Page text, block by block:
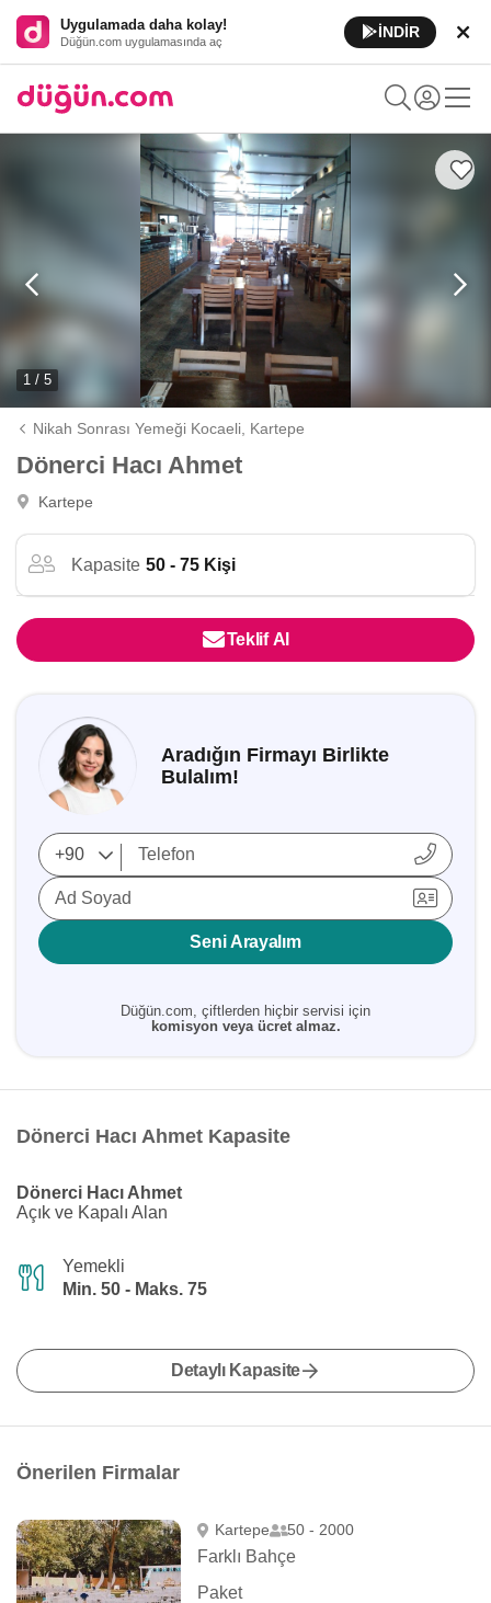
Uygulamada daha kolay!
Düğün.com uygulamasında aç
İNDİR
1 / 5
Nikah Sonrası Yemeği Kocaeli, Kartepe
Dönerci Hacı Ahmet
Kartepe
Kapasite 50 - 75 Kişi
Teklif Al
Aradığın Firmayı Birlikte
Bulalım!
Ad Soyad
Seni Arayalım
Düğün.com, çiftlerden hiçbir servisi için
komisyon veya ücret almaz.
Dönerci Hacı Ahmet Kapasite
Dönerci Hacı Ahmet
Açık ve Kapalı Alan
Yemekli
Min. 50 - Maks. 75
Detaylı Kapasite
Önerilen Firmalar
Kartepe 50 - 2000
Farklı Bahçe
Paket